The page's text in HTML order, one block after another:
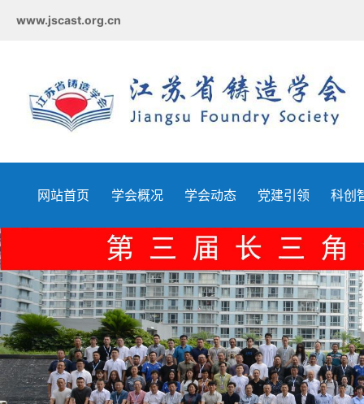
www.jscast.org.cn
网站首页 学会概况 学会动态 党建引领 科创